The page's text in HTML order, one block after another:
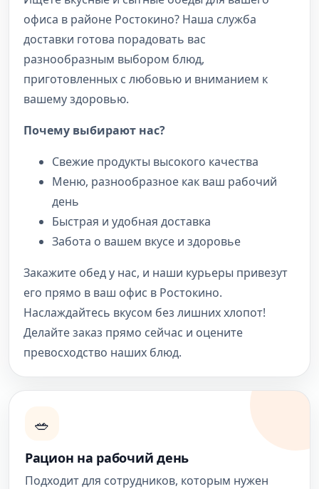
офиса в районе Ростокино? Наша служба
доставки готова порадовать вас
разнообразным выбором блюд,
приготовленных с любовью и вниманием к
вашему здоровью.
Почему выбирают нас?
Свежие продукты высокого качества
Меню, разнообразное как ваш рабочий
день
Быстрая и удобная доставка
Забота о вашем вкусе и здоровье
Закажите обед у нас, и наши курьеры привезут
его прямо в ваш офис в Ростокино.
Наслаждайтесь вкусом без лишних хлопот!
Делайте заказ прямо сейчас и оцените
превосходство наших блюд.
🥗
Рацион на рабочий день
Подходит для сотрудников, которым нужен